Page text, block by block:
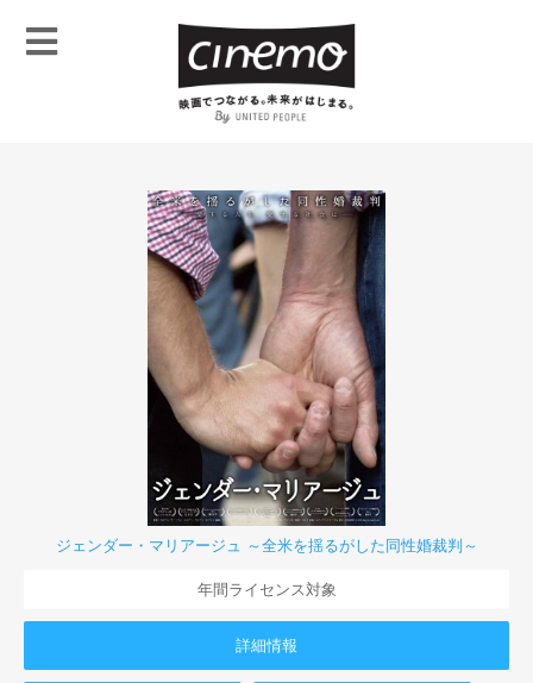
ジェンダー・マリアージュ ～全米を揺るがした同性婚裁判～
年間ライセンス対象
詳細情報